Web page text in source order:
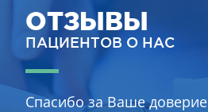
ОТЗЫВЫ
ПАЦИЕНТОВ О НАС
Спасибо за Ваше доверие